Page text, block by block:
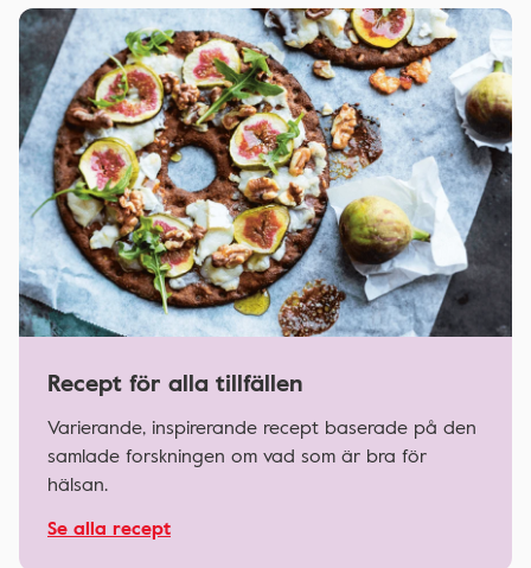
Recept för alla tillfällen
Varierande, inspirerande recept baserade på den
samlade forskningen om vad som är bra för
hälsan.
Se alla recept